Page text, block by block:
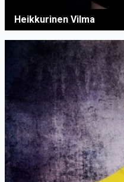
Heikkurinen Vilma